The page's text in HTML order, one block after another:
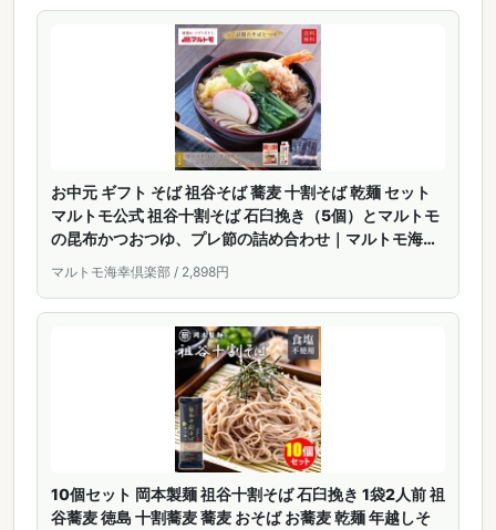
お中元 ギフト そば 祖谷そば 蕎麦 十割そば 乾麺 セット
マルトモ公式 祖谷十割そば 石臼挽き（5個）とマルトモ
の昆布かつおつゆ、プレ節の詰め合わせ｜マルトモ海幸
倶楽部｜岡本製麺
マルトモ海幸倶楽部 / 2,898円
10個セット 岡本製麺 祖谷十割そば 石臼挽き 1袋2人前 祖
谷蕎麦 徳島 十割蕎麦 蕎麦 おそば お蕎麦 乾麺 年越しそ